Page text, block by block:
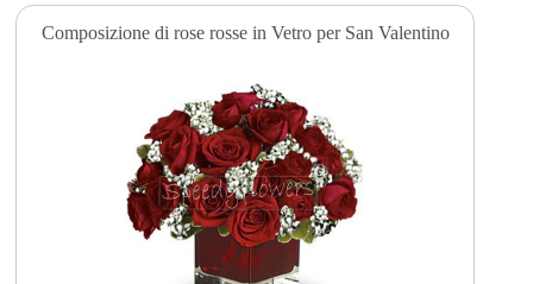
Composizione di rose rosse in Vetro per San Valentino